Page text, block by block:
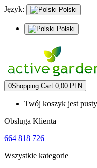
Język: Polski
Polski
0Shopping Cart 0,00 PLN
Twój koszyk jest
Obsługa Klienta
664 818 726
Wszystkie kategorie